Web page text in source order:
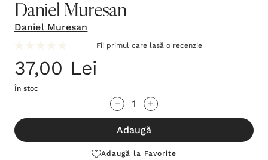
Daniel Muresan
Daniel Muresan
Fii primul care lasă o recenzie
37,00 Lei
În stoc
te!
Stocul
Adaugă
Adaugă la Favorite